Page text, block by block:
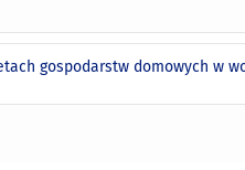
gospodarstw domowych w